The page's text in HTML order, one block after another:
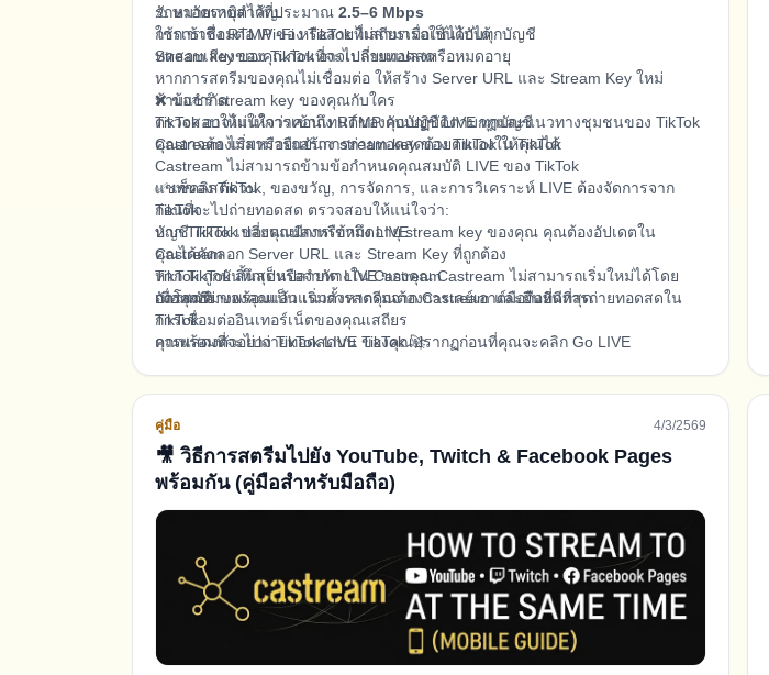
รักษาอัตราบิตไว้ที่ประมาณ 2.5–6 Mbps
ใช้การเชื่อมต่อ Wi-Fi หรือสายที่เสถียรเมื่อเป็นไปได้
ทดสอบเสียงของคุณก่อนที่จะไปถ่ายทอดสด
⚠️ หมายเหตุสำคัญ
การเข้าถึง RTMP ของ TikTok ไม่สามารถใช้ได้กับทุกบัญชี
Stream key ของ TikTok อาจเปลี่ยนแปลงหรือหมดอายุ
หากการสตรีมของคุณไม่เชื่อมต่อ ให้สร้าง Server URL และ Stream Key ใหม่
ห้ามแชร์ stream key ของคุณกับใคร
ตรวจสอบให้แน่ใจว่าคอนเทนต์ของคุณปฏิบัติตามกฎและแนวทางชุมชนของ TikTok
คุณอาจต้องเริ่มหรือยืนยันการถ่ายทอดสดด้วยตนเองใน TikTok
❌ ข้อจำกัด
TikTok อาจไม่ให้การเข้าถึง RTMP กับบัญชี LIVE ทุกบัญชี
Castream ไม่สามารถสร้าง stream key ของ TikTok ให้คุณได้
Castream ไม่สามารถข้ามข้อกำหนดคุณสมบัติ LIVE ของ TikTok
แชทของ TikTok, ของขวัญ, การจัดการ, และการวิเคราะห์ LIVE ต้องจัดการจาก
TikTok
หาก TikTok เปลี่ยนแปลงหรือหมดอายุ stream key ของคุณ คุณต้องอัปเดตใน
Castream
หาก TikTok สิ้นสุดหรือจำกัด LIVE ของคุณ Castream ไม่สามารถเริ่มใหม่ได้โดย
อัตโนมัติ
✅ เช็คลิสต์ด่วน
ก่อนที่จะไปถ่ายทอดสด ตรวจสอบให้แน่ใจว่า:
บัญชี TikTok ของคุณมีการเข้าถึง LIVE
คุณได้คัดลอก Server URL และ Stream Key ที่ถูกต้อง
TikTok ถูกบันทึกเป็นปลายทางใน Castream
การสตรีมของคุณเป็นแนวตั้งหากคุณต้องการเลย์เอาต์มือถือที่ดีที่สุด
การเชื่อมต่ออินเทอร์เน็ตของคุณเสถียร
การแสดงตัวอย่าง TikTok LIVE ของคุณปรากฏก่อนที่คุณจะคลิก Go LIVE
เมื่อทุกอย่างพร้อมแล้ว เริ่มการสตรีมจาก Castream และยืนยันการถ่ายทอดสดใน
TikTok
คุณพร้อมที่จะไปถ่ายทอดสดบน TikTok 🚀
คู่มือ 4/3/2569
🎥 วิธีการสตรีมไปยัง YouTube, Twitch & Facebook Pages
พร้อมกัน (คู่มือสำหรับมือถือ)